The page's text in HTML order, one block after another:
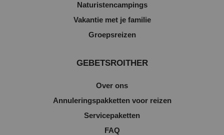
Naturistencampings
Vakantie met je familie
Groepsreizen
GEBETSROITHER
Over ons
Annuleringspakketten voor reizen
Servicepaketten
FAQ